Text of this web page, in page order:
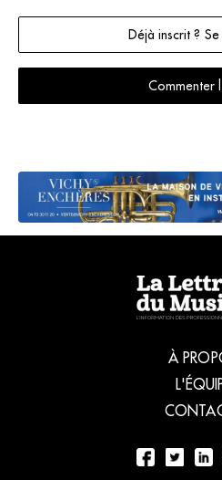
Déjà inscrit ?
Commenter
À